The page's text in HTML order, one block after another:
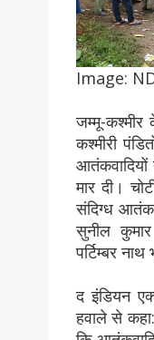
Image:
जम्मू-
कश्मीरी
आतंकवादियों
मार दी।
संदिग्ध
सुनील
पर्टिम्बर
द इंडियन
हवाले से